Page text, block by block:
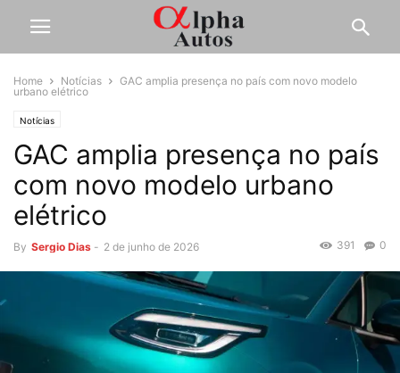
Home Notícias
GAC amplia presença no país com novo modelo
urbano elétrico
Notícias
GAC amplia presença no país
com novo modelo urbano
elétrico
By Sergio Dias - 2 de junho de 2026 0
391